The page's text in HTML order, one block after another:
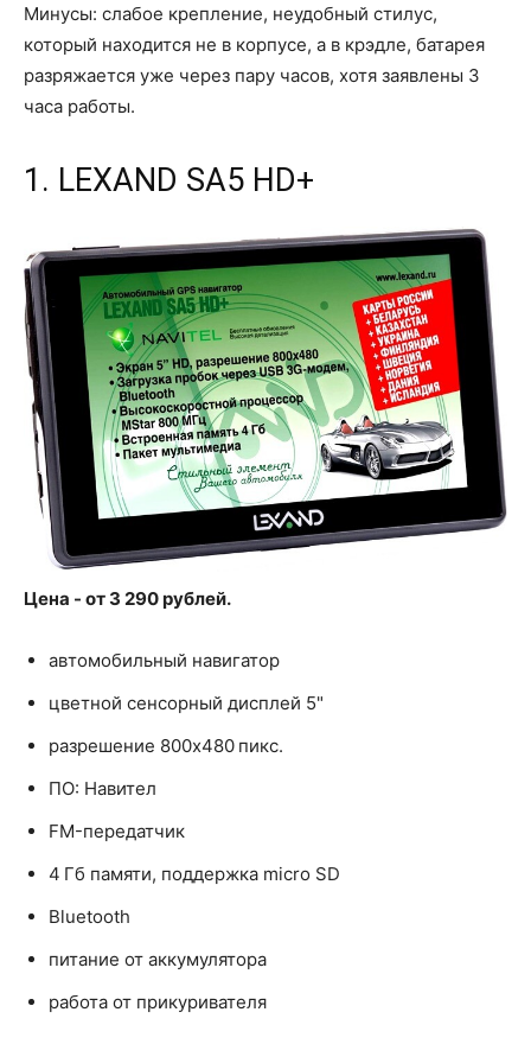
Минусы: слабое крепление, неудобный стилус,
который находится не в корпусе, а в крэдле, батарея
разряжается уже через пару часов, хотя заявлены 3
часа работы.
1. LEXAND SA5 HD+
Цена - от 3 290 рублей.
автомобильный навигатор
цветной сенсорный дисплей 5"
разрешение 800x480 пикс.
ПО: Навител
FM-передатчик
4 Гб памяти, поддержка micro SD
Bluetooth
питание от аккумулятора
работа от прикуривателя